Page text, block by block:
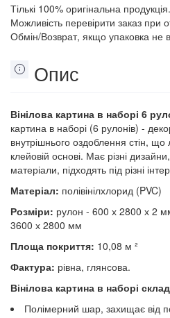
Тількі 100% оригінальна продукція.
Можливість перевірити заказ при
Обмін/Возврат, якщо упаковка не
Опис
Вінілова картина в наборі 6
картина в наборі (6 рулонів) -
внутрішнього оздоблення стін, що
клейовій основі. Має різні
матеріали, підходять під різні
Матеріал: полівінілхлорид (PVC)
Розміри: рулон - 600 х 2800 х 2
3600 х 2800 мм
Площа покриття: 10,08 м ²
Фактура: рівна, глянсова.
Вінілова картина в наборі
Полімерний шар, захищає від